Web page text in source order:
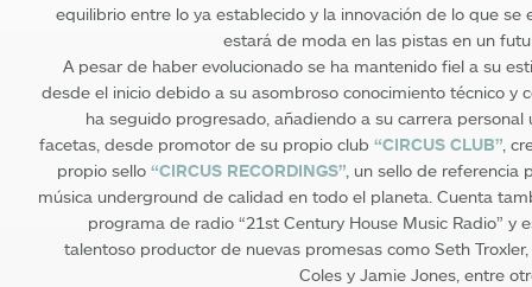
equilibrio entre lo ya establecido y la innovación de lo que se
estará de moda en las pistas en un
A pesar de haber evolucionado se ha mantenido fiel a su
desde el inicio debido a su asombroso conocimiento técnico y
ha seguido progresado, añadiendo a su carrera personal
facetas, desde promotor de su propio club “CIRCUS CLUB” ,
propio sello “CIRCUS RECORDINGS” , un sello de referencia
música underground de calidad en todo el planeta. Cuenta
programa de radio “21st Century House Music Radio” y
talentoso productor de nuevas promesas como Seth
Coles y Jamie Jones, entre